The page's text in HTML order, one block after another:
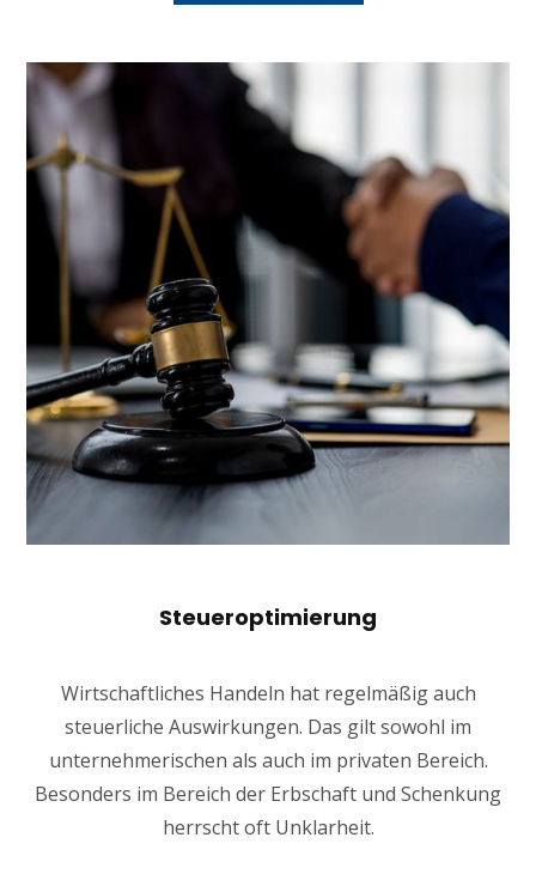
Steueroptimierung
Wirtschaftliches Handeln hat regelmäßig auch
steuerliche Auswirkungen. Das gilt sowohl im
unternehmerischen als auch im privaten Bereich.
Besonders im Bereich der Erbschaft und Schenkung
herrscht oft Unklarheit.